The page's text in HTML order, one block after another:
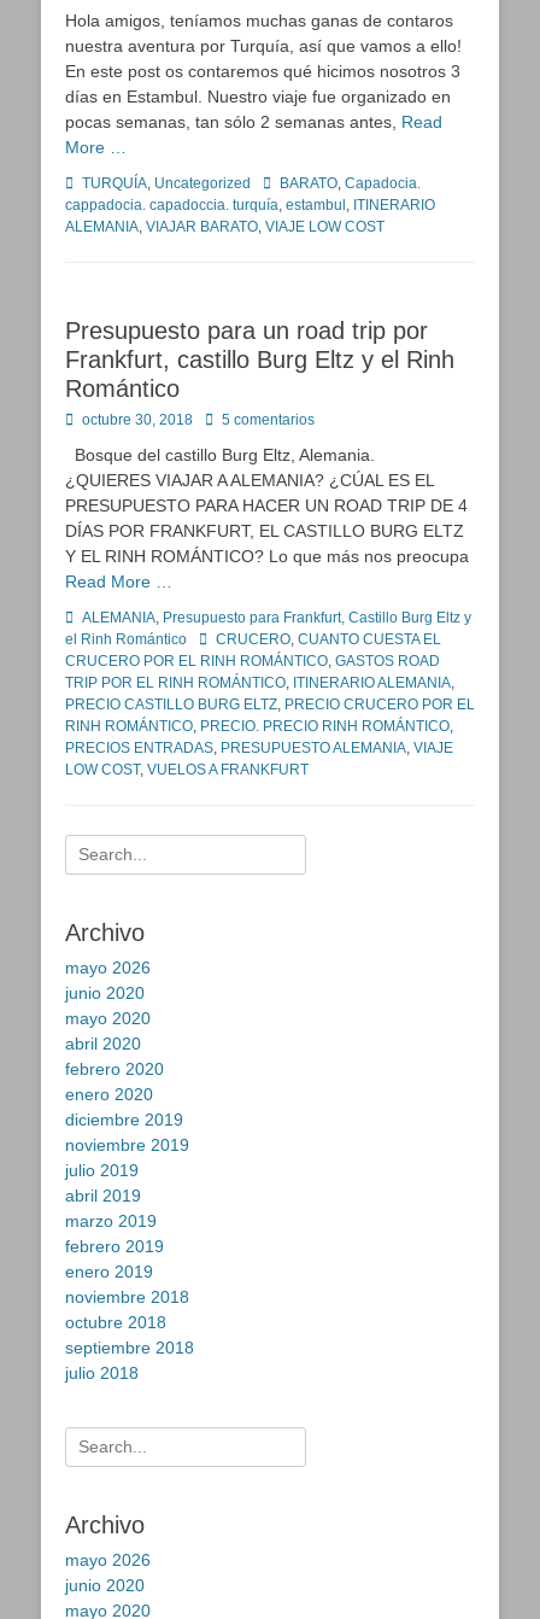
Hola amigos, teníamos muchas ganas de contaros
nuestra aventura por Turquía, así que vamos a ello!
En este post os contaremos qué hicimos nosotros 3
días en Estambul. Nuestro viaje fue organizado en
pocas semanas, tan sólo 2 semanas antes, Read
More …
Categorías
TURQUÍA, Uncategorized Etiquetas
BARATO, Capadocia.
cappadocia. capadoccia. turquía, estambul , ITINERARIO
ALEMANIA, VIAJAR BARATO, VIAJE LOW COST
Presupuesto para un road trip por
Frankfurt, castillo Burg Eltz y el Rinh
Romántico
Publicado
octubre 30, 2018 5 comentarios
Bosque del castillo Burg Eltz, Alemania.
¿QUIERES VIAJAR A ALEMANIA? ¿CÚAL ES EL
PRESUPUESTO PARA HACER UN ROAD TRIP DE 4
DÍAS POR FRANKFURT, EL CASTILLO BURG ELTZ
Y EL RINH ROMÁNTICO? Lo que más nos preocupa
Read More …
Categorías
ALEMANIA, Presupuesto para Frankfurt, Castillo Burg Eltz y
el Rinh Romántico
Etiquetas
CRUCERO, CUANTO CUESTA EL
CRUCERO POR EL RINH ROMÁNTICO, GASTOS ROAD
TRIP POR EL RINH ROMÁNTICO, ITINERARIO ALEMANIA,
PRECIO CASTILLO BURG ELTZ, PRECIO CRUCERO POR EL
RINH ROMÁNTICO, PRECIO. PRECIO RINH ROMÁNTICO,
PRECIOS ENTRADAS, PRESUPUESTO ALEMANIA, VIAJE
LOW COST, VUELOS A FRANKFURT
Buscar:
Archivo
mayo 2026
junio 2020
mayo 2020
abril 2020
febrero 2020
enero 2020
diciembre 2019
noviembre 2019
julio 2019
abril 2019
marzo 2019
febrero 2019
enero 2019
noviembre 2018
octubre 2018
septiembre 2018
julio 2018
Buscar:
Archivo
mayo 2026
junio 2020
mayo 2020